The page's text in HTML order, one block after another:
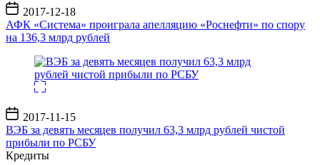
Дата
записи
2017-12-18
АФК «Система» проиграла апелляцию «Роснефти» по спору
на 136,3 млрд рублей
Дата
записи
2017-11-15
ВЭБ за девять месяцев получил 63,3 млрд рублей чистой
прибыли по РСБУ
Кредиты